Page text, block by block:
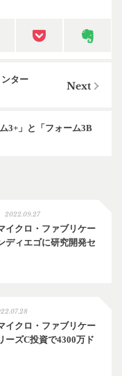
ター
3+」と「フォーム3B
2022.09.27
イクロ・ファブリケー
ディエゴに研究開発セ
イクロ・ファブリケー
ーズC投資で4300万ド